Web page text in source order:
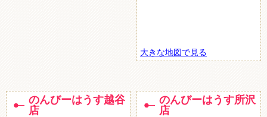
大きな地図で見る
のんびーはうす越谷
店
のんびーはうす所沢
店